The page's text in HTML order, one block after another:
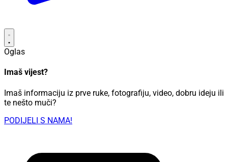
Oglas
Imaš vijest?
Imaš informaciju iz prve ruke, fotografiju, video, dobru ideju ili
te nešto muči?
PODIJELI S NAMA!